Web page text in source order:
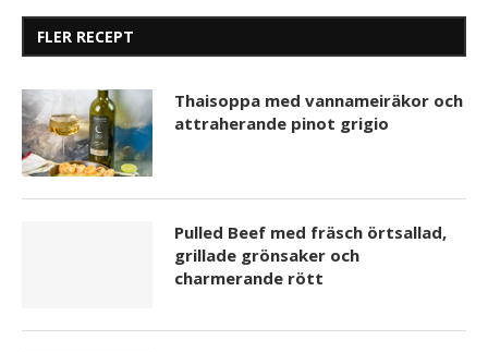
FLER RECEPT
Thaisoppa med vannameiräkor och
attraherande pinot grigio
Pulled Beef med fräsch örtsallad,
grillade grönsaker och
charmerande rött